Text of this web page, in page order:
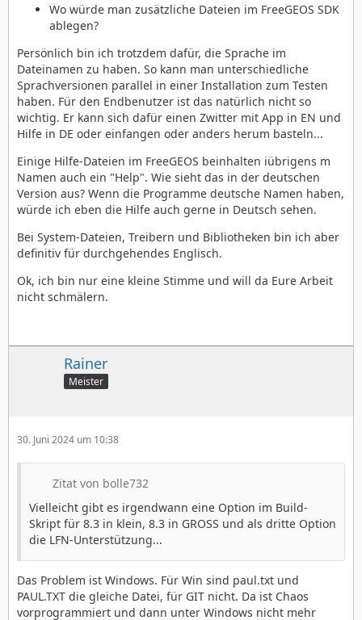
Wo würde man zusätzliche Dateien im FreeGEOS SDK
ablegen?
Persönlich bin ich trotzdem dafür, die Sprache im
Dateinamen zu haben. So kann man unterschiedliche
Sprachversionen parallel in einer Installation zum Testen
haben. Für den Endbenutzer ist das natürlich nicht so
wichtig. Er kann sich dafür einen Zwitter mit App in EN und
Hilfe in DE oder einfangen oder anders herum basteln...
Einige Hilfe-Dateien im FreeGEOS beinhalten iübrigens m
Namen auch ein "Help". Wie sieht das in der deutschen
Version aus? Wenn die Programme deutsche Namen haben,
würde ich eben die Hilfe auch gerne in Deutsch sehen.
Bei System-Dateien, Treibern und Bibliotheken bin ich aber
definitiv für durchgehendes Englisch.
Ok, ich bin nur eine kleine Stimme und will da Eure Arbeit
nicht schmälern.
Rainer
Meister
30. Juni 2024 um 10:38
Zitat von bolle732
Vielleicht gibt es irgendwann eine Option im Build-
Skript für 8.3 in klein, 8.3 in GROSS und als dritte Option
die LFN-Unterstützung...
Das Problem ist Windows. Für Win sind paul.txt und
PAUL.TXT die gleiche Datei, für GIT nicht. Da ist Chaos
vorprogrammiert und dann unter Windows nicht mehr